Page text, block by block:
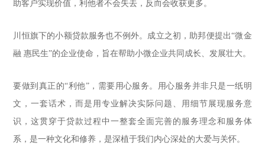
助客户实现价值，利他者不会失去，反而会收获更多。
川恒旗下的小额贷款服务也不例外。成立之初，助邦便提出“微金
融 惠民生”的企业使命，旨在帮助小微企业共同成长、发展壮大。
要做到真正的“利他”，需要用心服务。用心服务并非只是一纸明
文，一套话术，而是用专业解决实际问题、用细节展现服务意
识，这贯穿于贷款过程中一整套全面完善的服务理念和服务体
系，是一种文化和修养，是深植于我们内心深处的大爱与关怀。